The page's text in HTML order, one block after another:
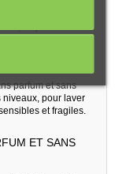
ce produit
la nutrition et
d'huiles de coco et
parfum et sans
niveaux, pour laver
et fragiles.
ET SANS